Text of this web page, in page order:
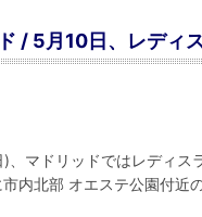
/ 5月10日、レディ
、マドリッドではレディス
内北部 オエステ公園付